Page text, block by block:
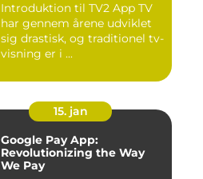
Introduktion til TV2 App TV
har gennem årene udviklet
sig drastisk, og traditionel tv-
visning er i ...
15. jan
Google Pay App:
Revolutionizing the Way
We Pay